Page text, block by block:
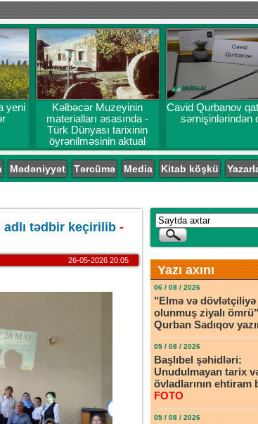
yeni
Kəlbəcər Muzeyinin
materialları əsasında -
Türk Dünyası tarixinin
öyrənilməsinin aktual
problemləri
Cavid Qurbanov
sərnişinlərindən
Mədəniyyət Tərcümə Media Kitab köşkü
adlı tədbir keçirilib -
26-05-2026 20:05
Yazı axını
06 / 08 / 2026
"Elmə və
olunmuş ziyalı
Qurban Sadıqov
05 / 08 / 2026
Başlıbel şəhidləri:
Unudulmayan tarix
övladlarının ehtiram
FOTO
05 / 08 / 2026